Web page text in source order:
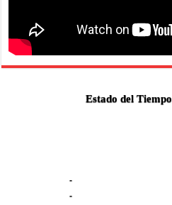
Estado del Tiempo
-
-